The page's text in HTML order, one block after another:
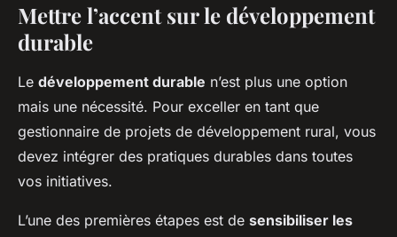
Mettre l’accent sur le développement
durable
Le développement durable n’est plus une option
mais une nécessité. Pour exceller en tant que
gestionnaire de projets de développement rural, vous
devez intégrer des pratiques durables dans toutes
vos initiatives.
L’une des premières étapes est de sensibiliser les